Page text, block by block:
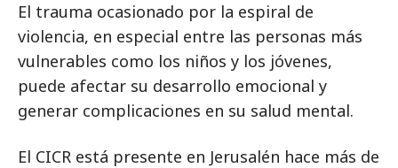
El trauma ocasionado por la espiral de
violencia, en especial entre las personas más
vulnerables como los niños y los jóvenes,
puede afectar su desarrollo emocional y
generar complicaciones en su salud mental.
El CICR está presente en Jerusalén hace más de